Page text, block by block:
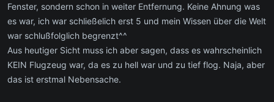
Fenster, sondern schon in weiter Entfernung. Keine Ahnung was
es war, ich war schließelich erst 5 und mein Wissen über die Welt
war schlußfolglich begrenzt^^
Aus heutiger Sicht muss ich aber sagen, dass es wahrscheinlich
KEIN Flugzeug war, da es zu hell war und zu tief flog. Naja, aber
das ist erstmal Nebensache.